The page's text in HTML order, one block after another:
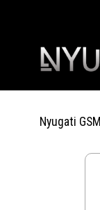
Nyugati GSM